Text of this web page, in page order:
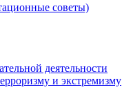
советы)
деятельности
и экстремизму